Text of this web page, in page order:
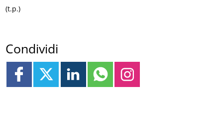
(t.p.)
Condividi